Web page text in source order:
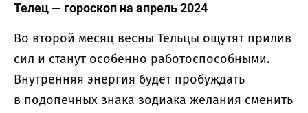
Телец — гороскоп на апрель 2024
Во второй месяц весны Тельцы ощутят прилив
сил и станут особенно работоспособными.
Внутренняя энергия будет пробуждать
в подопечных знака зодиака желания сменить